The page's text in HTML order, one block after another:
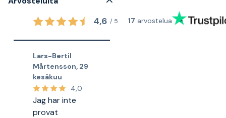
4,6 / 5 17 arvostelua
Lars-Bertil
Mårtensson 29
kesäkuu
4,0
Jag har inte
provat